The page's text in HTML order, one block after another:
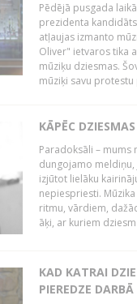
Pēdējā pusgada
prezidenta
atļaujas izmanto
Oliver" ietvaros tika
mūziķu dziesmas.
mūziķi savu
KĀPĒC
Paradoksāli – mums
dungojamo
izjūtot lielāku
nepiespriesti.
ritmu, vārdiem,
āķi, ar kuriem
KAD KATRAI
PIEREDZE